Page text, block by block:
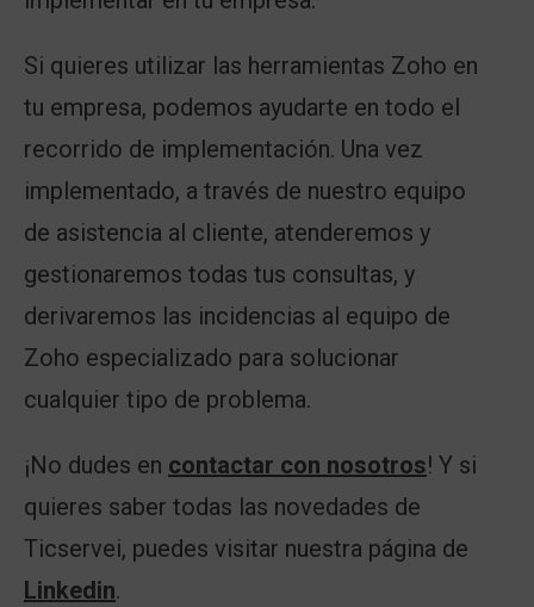
Si quieres utilizar las herramientas Zoho en
tu empresa, podemos ayudarte en todo el
recorrido de implementación. Una vez
implementado, a través de nuestro equipo
de asistencia al cliente, atenderemos y
gestionaremos todas tus consultas, y
derivaremos las incidencias al equipo de
Zoho especializado para solucionar
cualquier tipo de problema.
¡No dudes en contactar con nosotros! Y si
quieres saber todas las novedades de
Ticservei, puedes visitar nuestra página de
Linkedin.